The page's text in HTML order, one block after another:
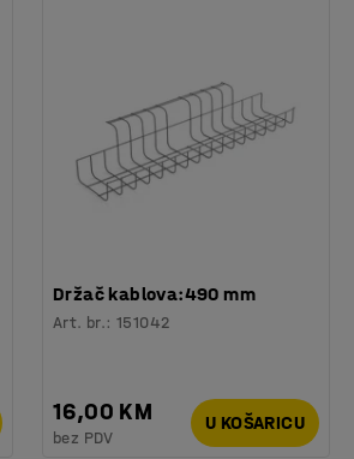
Držač kablova:490 mm
Art. br.:151042
16,00 KM
bez PDV
U KOŠARICU